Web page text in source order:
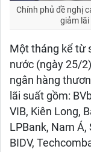
Chính phủ đề nghị
giảm
Một tháng kể từ
nước (ngày 25/
ngân hàng
lãi suất gồm:
VIB, Kiên Long,
LPBank, Nam Á,
BIDV,